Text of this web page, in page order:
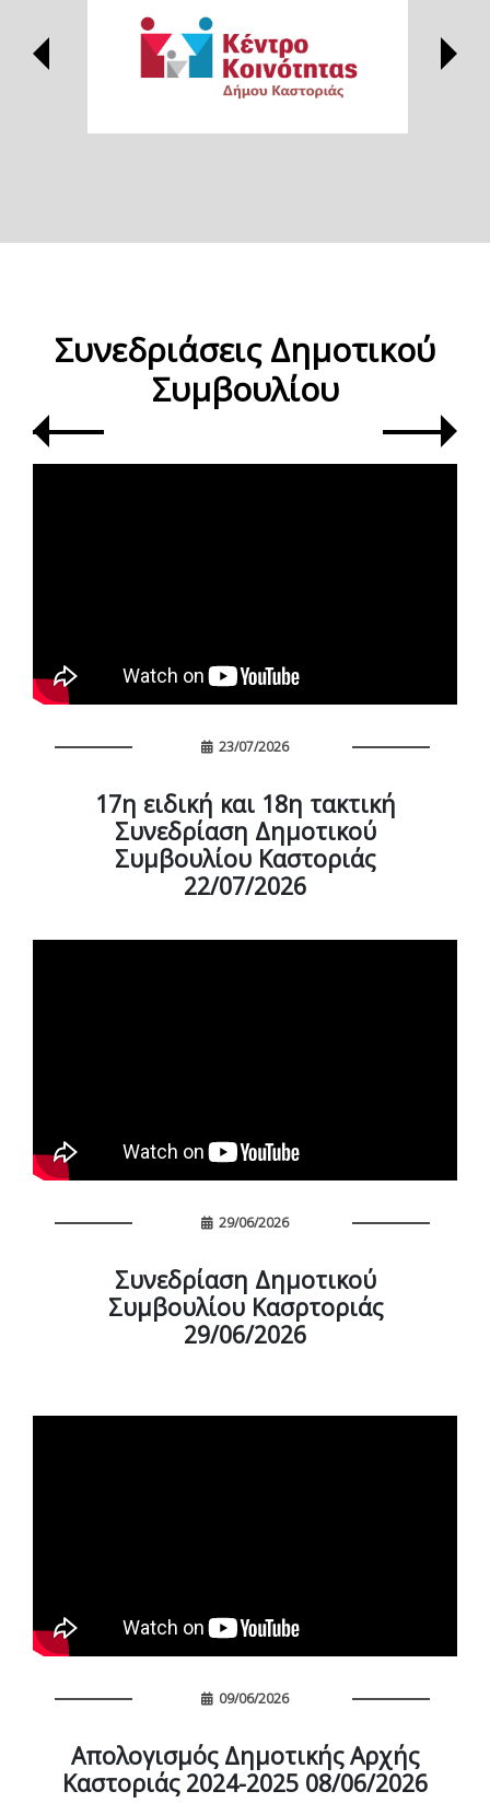
Συνεδριάσεις Δημοτικού
Συμβουλίου
23/07/2026
17η ειδική και 18η τακτική
Συνεδρίαση Δημοτικού
Συμβουλίου Καστοριάς
22/07/2026
29/06/2026
Συνεδρίαση Δημοτικού
Συμβουλίου Κασρτοριάς
29/06/2026
09/06/2026
Απολογισμός Δημοτικής Αρχής
Καστοριάς 2024-2025 08/06/2026